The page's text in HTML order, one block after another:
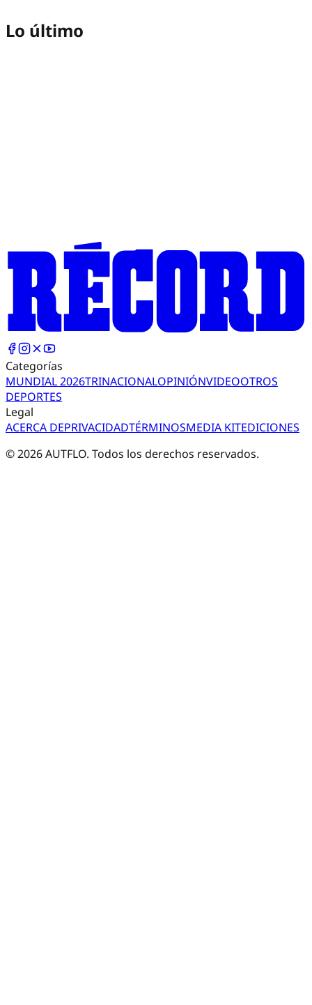
Lo último
Categorías
MUNDIAL 2026TRINACIONALOPINIÓNVIDEOOTROS
DEPORTES
Legal
ACERCA DEPRIVACIDADTÉRMINOSMEDIA KITEDICIONES
©2026AUTFLO. Todos los derechos reservados.